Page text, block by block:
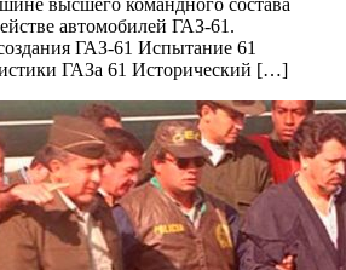
автомобилей ГАЗ-61.
ГАЗ-61 Испытание 61
ГАЗа 61 Исторический […]